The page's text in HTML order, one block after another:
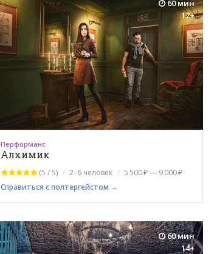
60 мин
12+
Перформанс
Алхимик
(5 / 5) 2–6 человек
5 500 ₽ — 9 000 ₽
Справиться с полтергейстом →
60 мин
14+